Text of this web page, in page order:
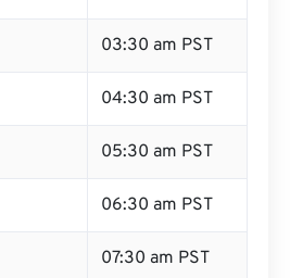
03:30 am PST
04:30 am PST
05:30 am PST
06:30 am PST
07:30 am PST